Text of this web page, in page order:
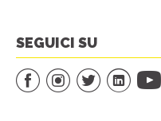
SEGUICI SU